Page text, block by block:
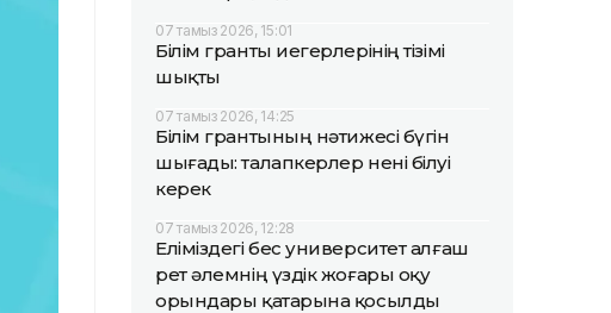
07 тамыз 2026, 15:01
Білім гранты иегерлерінің тізімі
шықты
07 тамыз 2026, 14:25
Білім грантының нәтижесі бүгін
шығады: талапкерлер нені білуі
керек
07 тамыз 2026, 12:28
Еліміздегі бес университет алғаш
рет әлемнің үздік жоғары оқу
орындары қатарына қосылды